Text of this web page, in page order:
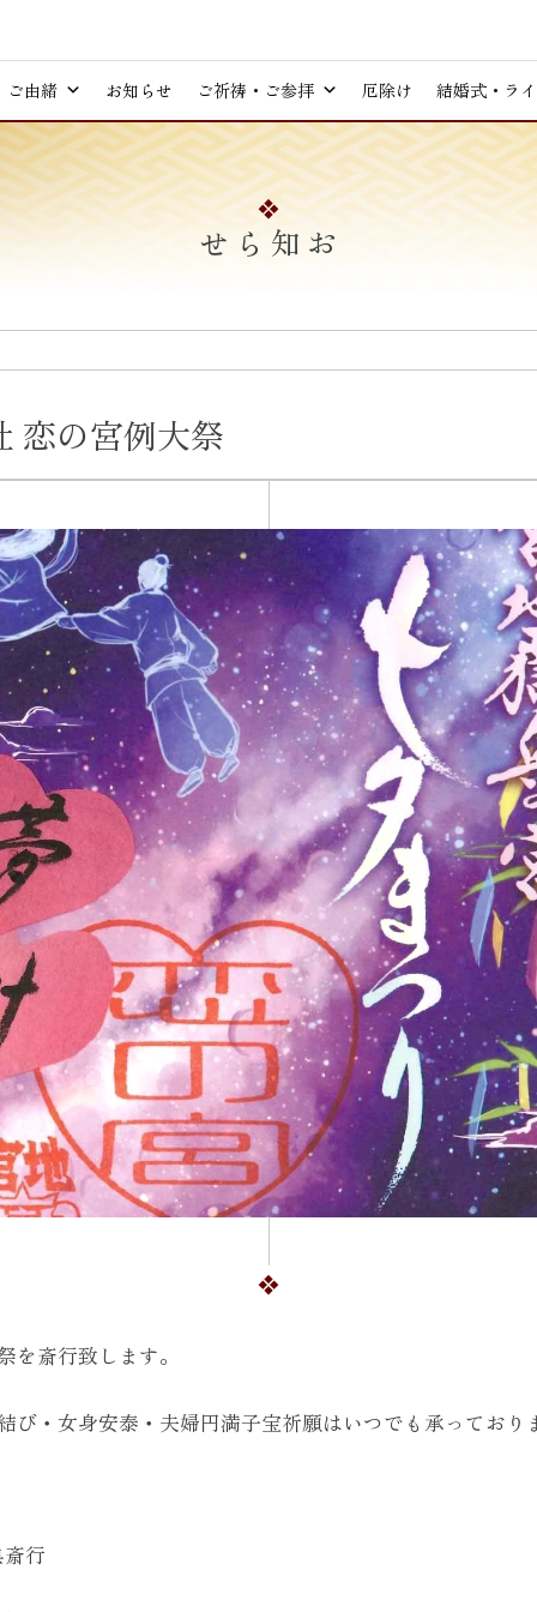
ご由緒 お知らせ ご祈祷・ご参拝 厄除け 結婚式・ラ
お知らせ
恋の宮例大祭
を斎行致します。
び・女身安泰・夫婦円満子宝祈願はいつでも承っており
行